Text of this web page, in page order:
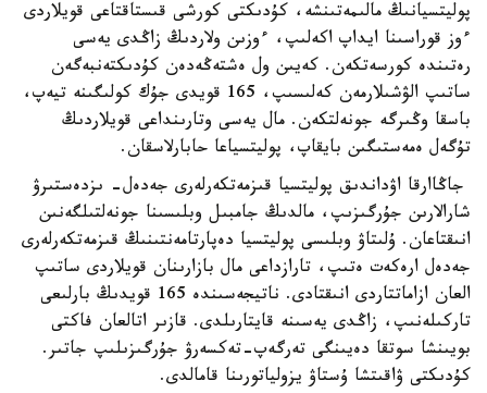
پوليتسيانىڭ مالىمەتىنشە، كۇدىكتى كورشى قىستاقتاعى قويلاردى
ءوز قوراسىنا ايداپ اكەلىپ، ءوزىن ولاردىڭ زاڭدى يەسى
رەتىندە كورسەتكەن. كەيىن ول ەشتەڭەدەن كۇدىكتەنبەگەن
ساتىپ الۋشىلارمەن كەلىسىپ، 165 قويدى جۇك كولىگىنە تيەپ،
باسقا وڭىرگە جونەلتكەن. مال يەسى وتارىنداعى قويلاردىڭ
تۇگەل ەمەستىگىن بايقاپ، پوليتسياعا حابارلاسقان.
جاڭاارقا اۋداندىق پوليتسيا قىزمەتكەرلەرى جەدەل- ىزدەستىرۋ
شارالارىن جۇرگىزىپ، مالدىڭ جامبىل وبلىسىنا جونەلتىلگەنىن
انىقتاعان. ۇلىتاۋ وبلىسى پوليتسيا دەپارتامەنتىنىڭ قىزمەتكەرلەرى
جەدەل ارەكەت ەتىپ، تارازداعى مال بازارىنان قويلاردى ساتىپ
العان ازاماتتاردى انىقتادى. ناتيجەسىندە 165 قويدىڭ بارلىعى
تاركىلەنىپ، زاڭدى يەسىنە قايتارىلدى. قازىر اتالعان فاكتى
بويىنشا سوتقا دەيىنگى تەرگەپ-تەكسەرۋ جۇرگىزىلىپ جاتىر.
كۇدىكتى ۋاقىتشا ۇستاۋ يزولياتورىنا قامالدى.